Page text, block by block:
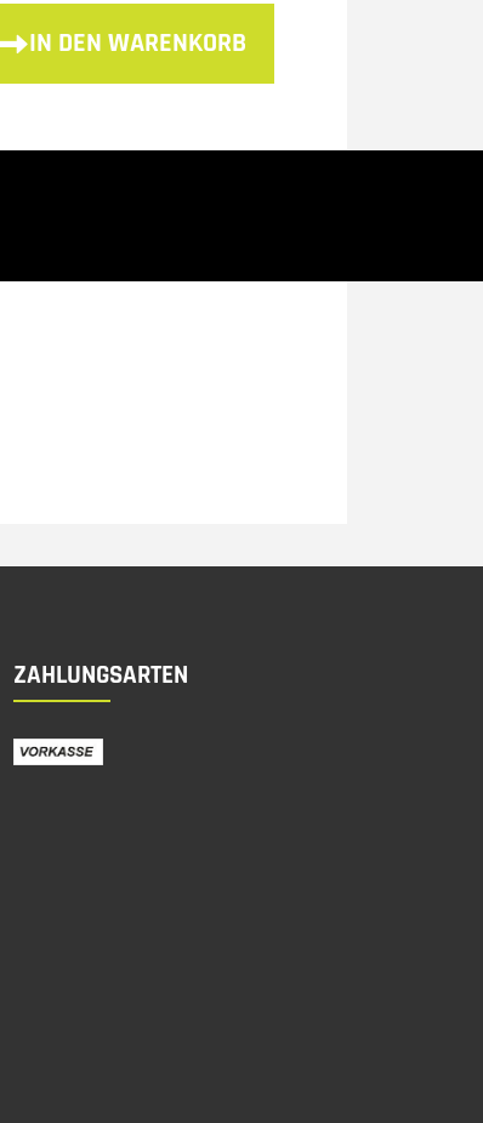
IN DEN WARENKORB
ZAHLUNGSARTEN